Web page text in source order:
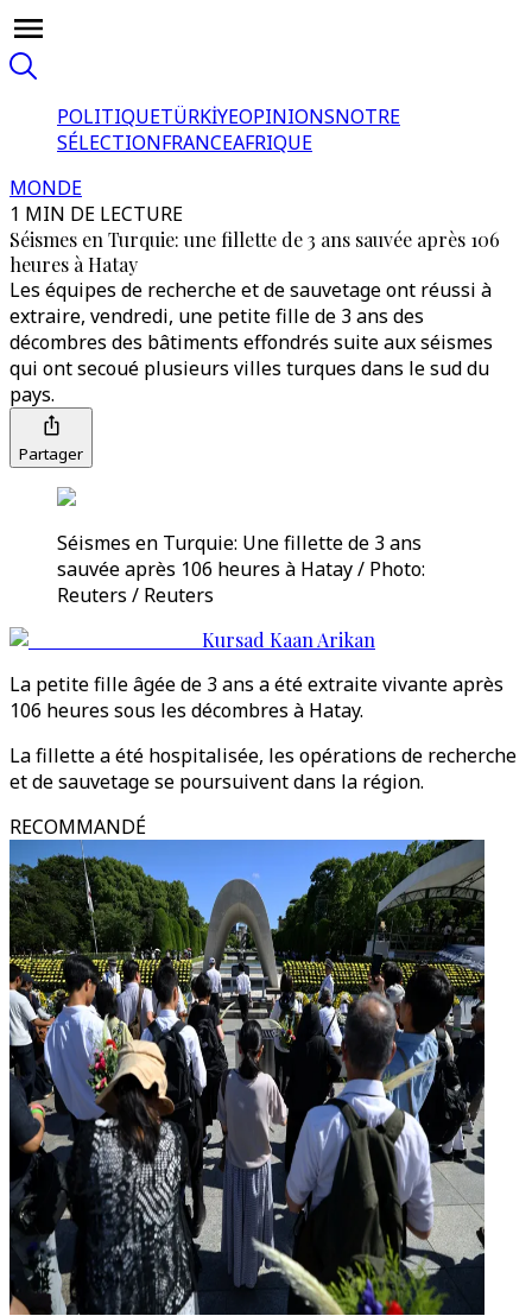
POLITIQUETÜRKİYEOPINIONSNOTRE
SÉLECTIONFRANCEAFRIQUE
MONDE
1 MIN DE LECTURE
Séismes en Turquie: une fillette de 3 ans sauvée après 106
heures à Hatay
Les équipes de recherche et de sauvetage ont réussi à
extraire, vendredi, une petite fille de 3 ans des
décombres des bâtiments effondrés suite aux séismes
qui ont secoué plusieurs villes turques dans le sud du
pays.
Partager
Séismes en Turquie: Une fillette de 3 ans
sauvée après 106 heures à Hatay / Photo:
Reuters / Reuters
Kursad Kaan Arikan
La petite fille âgée de 3 ans a été extraite vivante après
106 heures sous les décombres à Hatay.
La fillette a été hospitalisée, les opérations de recherche
et de sauvetage se poursuivent dans la région.
RECOMMANDÉ